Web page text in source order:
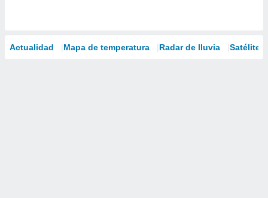
Actualidad Mapa de temperatura Radar de lluvia Satélites